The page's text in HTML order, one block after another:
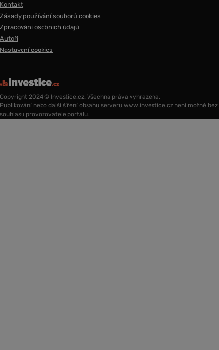
Kontakt
Zásady používání souborů cookies
Zpracování osobních údajů
Autoři
Nastavení cookies
Copyright 2024 © Investice.cz. Všechna práva vyhrazena.
Publikování nebo další šíření obsahu serveru www.investice.cz není možné bez
souhlasu provozovatele portálu.